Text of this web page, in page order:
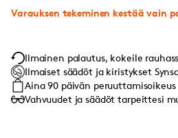
Varauksen tekeminen kestää vain
Ilmainen palautus, kokeile
Ilmaiset säädöt ja kiristykset
Aina 90 päivän peruuttamisoikeus
Vahvuudet ja säädöt tarpeittesi